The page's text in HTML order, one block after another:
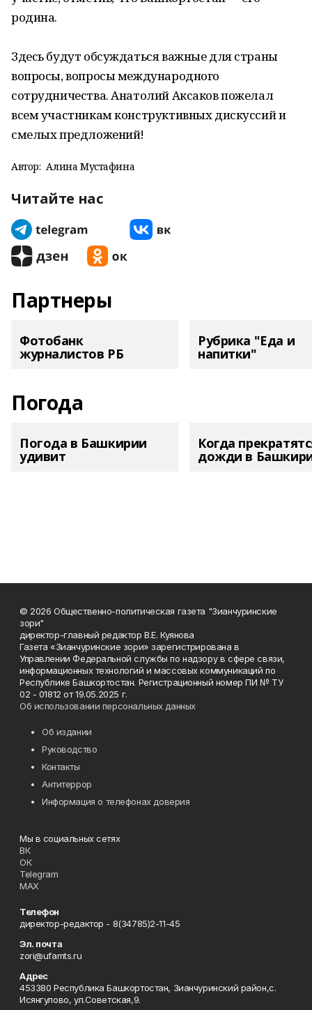
родина.
Здесь будут обсуждаться важные для страны
вопросы, вопросы международного
сотрудничества. Анатолий Аксаков пожелал
всем участникам конструктивных дискуссий и
смелых предложений!
Автор: Алина Мустафина
Читайте нас
Партнеры
Фотобанк
журналистов РБ
Рубрика "Еда и
напитки"
Погода
Погода в Башкирии
удивит
Когда
дожди в
© 2026 Общественно-политическая газета "Зианчуринские
зори"
директор-главный редактор В.Е. Куянова
Газета «Зианчуринские зори» зарегистрирована в
Управлении Федеральной службы по надзору в сфере связи,
информационных технологий и массовых коммуникаций по
Республике Башкортостан. Регистрационный номер ПИ № ТУ
02 - 01812 от 19.05.2025 г.
Об использовании персональных данных
Об издании
Руководство
Контакты
Антитеррор
Информация о телефонах доверия
Мы в социальных сетях
ВК
ОК
Telegram
MAX
Телефон
директор-редактор - 8(34785)2-11-45
Эл. почта
zori@ufamts.ru
Адрес
453380 Республика Башкортостан, Зианчуринский район,с.
Исянгулово, ул.Советская,9.